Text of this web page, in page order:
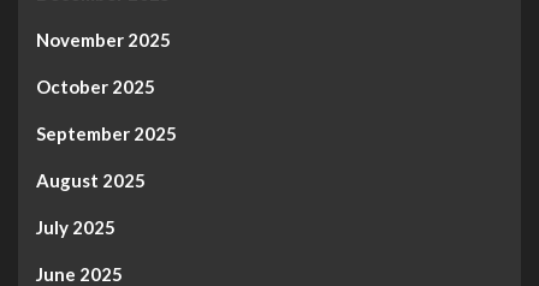
November 2025
October 2025
September 2025
August 2025
July 2025
June 2025